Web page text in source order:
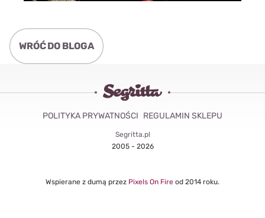
WRÓĆ DO BLOGA
Segritta.pl
2005 - 2026
POLITYKA PRYWATNOŚCI REGULAMIN SKLEPU
Wspierane z dumą przez Pixels On Fire od 2014 roku.